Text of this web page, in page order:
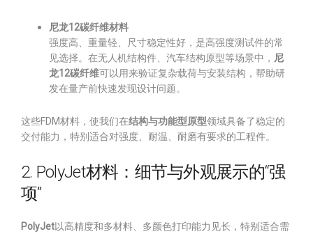
尼龙12碳纤维材料
强度高、重量轻、尺寸稳定性好，是高强度测试件的常
见选择。在无人机结构件、汽车结构原型等场景中， 尼
龙12碳纤维可以用来验证复杂载荷与安装结构，帮助研
发在量产前快速发现设计问题。
这些FDM材料，使我们在结构与功能型原型领域具备了稳定的
交付能力，特别适合对强度、耐温、耐磨有要求的工程件。
2. PolyJet材料：细节与外观展示的“强
项”
PolyJet以高精度和多材料、多颜色打印能力见长，特别适合需